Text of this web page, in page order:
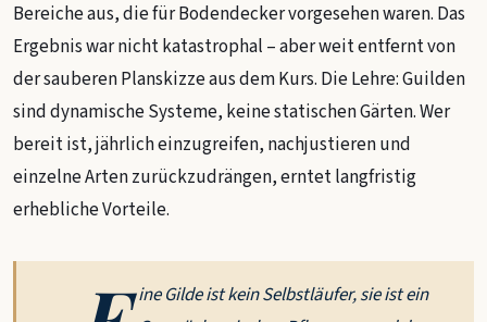
Bereiche aus, die für Bodendecker vorgesehen waren. Das
Ergebnis war nicht katastrophal – aber weit entfernt von
der sauberen Planskizze aus dem Kurs. Die Lehre: Guilden
sind dynamische Systeme, keine statischen Gärten. Wer
bereit ist, jährlich einzugreifen, nachjustieren und
einzelne Arten zurückzudrängen, erntet langfristig
erhebliche Vorteile.
ine Gilde ist kein Selbstläufer, sie ist ein